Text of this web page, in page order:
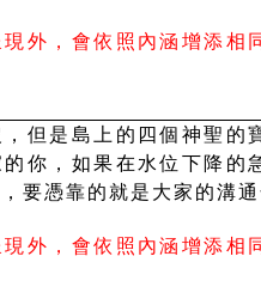
外，會依照內涵增添相
但是島上的四個神聖的
你，如果在水位下降的
要憑靠的就是大家的溝通
外，會依照內涵增添相